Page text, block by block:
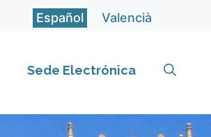
Español Valencià
Sede Electrónica